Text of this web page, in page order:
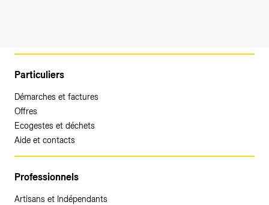
Particuliers
Démarches et factures
Offres
Ecogestes et déchets
Aide et contacts
Professionnels
Artisans et Indépendants